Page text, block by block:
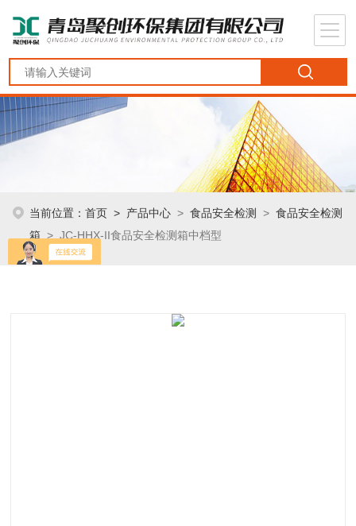
当前位置：首页 > 产品中心 >食品安全检测 >食品安全检测
箱 > JC-HHX-II食品安全检测箱中档型